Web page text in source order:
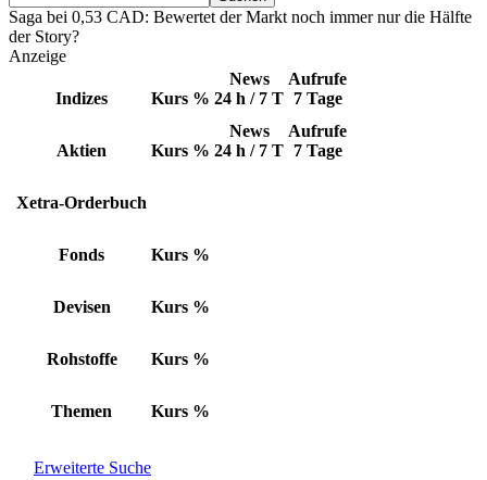
Saga bei 0,53 CAD: Bewertet der Markt noch immer nur die Hälfte
der Story?
Anzeige
Indizes Kurs %
News
24 h / 7 T
Aufrufe
7 Tage
Aktien Kurs %
News
24 h / 7 T
Aufrufe
7 Tage
Xetra-Orderbuch
Fonds Kurs %
Devisen Kurs %
Rohstoffe Kurs %
Themen Kurs %
Erweiterte Suche